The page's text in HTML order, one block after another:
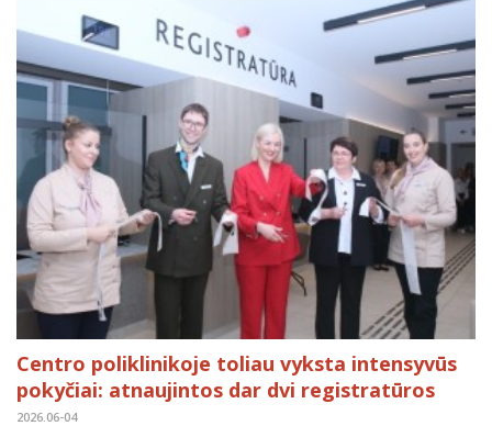
Centro poliklinikoje toliau vyksta intensyvūs
pokyčiai: atnaujintos dar dvi registratūros
2026.06-04